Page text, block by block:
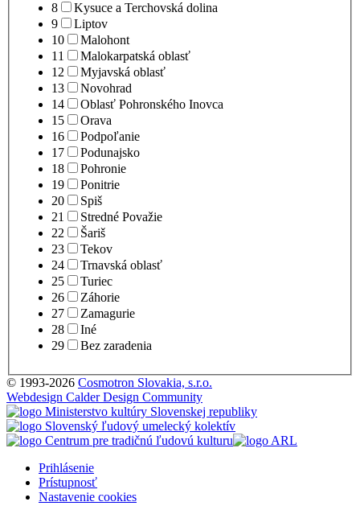
8
Kysuce a Terchovská dolina
9
Liptov
10
Malohont
11
Malokarpatská oblasť
12
Myjavská oblasť
13
Novohrad
14
Oblasť Pohronského Inovca
15
Orava
16
Podpoľanie
17
Podunajsko
18
Pohronie
19
Ponitrie
20
Spiš
21
Stredné Považie
22
Šariš
23
Tekov
24
Trnavská oblasť
25
Turiec
26
Záhorie
27
Zamagurie
28
Iné
29
Bez zaradenia
© 1993-2026 Cosmotron Slovakia, s.r.o.
Webdesign Calder Design Community
Prihlásenie
Prístupnosť
Nastavenie cookies